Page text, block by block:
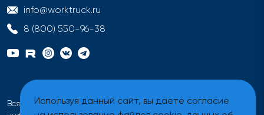
Используя данный сайт, вы даете согласие
info@worktruck.ru
8 (800) 550-96-38
Вся информация на сайте имеет исключительно